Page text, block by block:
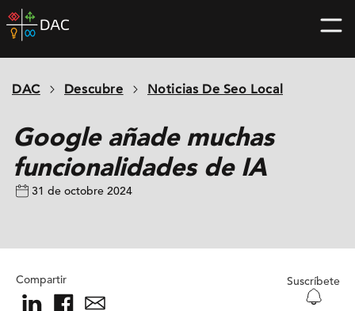
Skip
to
home
DAC Descubre Noticias De Seo Local
Google añade muchas
funcionalidades de IA
31 de octobre 2024
Compartir Suscríbete